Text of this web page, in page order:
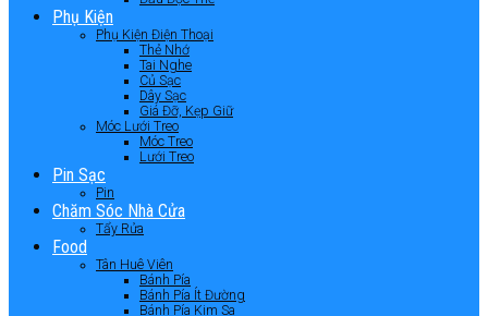
Phụ Kiện
Phụ Kiện Điện Thoại
Thẻ Nhớ
Tai Nghe
Củ Sạc
Dây Sạc
Giá Đỡ, Kẹp Giữ
Móc Lưới Treo
Móc Treo
Lưới Treo
Pin Sạc
Pin
Chăm Sóc Nhà Cửa
Tẩy Rửa
Food
Tân Huê Viên
Bánh Pía
Bánh Pía Ít Đường
Bánh Pía Kim Sa